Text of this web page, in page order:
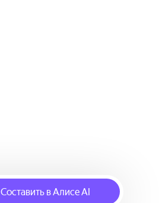
Составить в Алисе AI